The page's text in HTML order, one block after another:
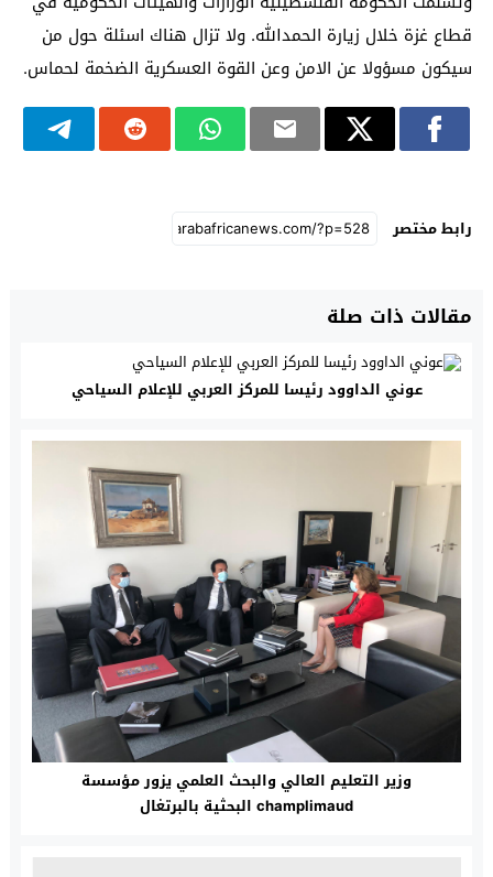
قطاع غزة خلال زيارة الحمدالله. ولا تزال هناك اسئلة حول من
سيكون مسؤولا عن الامن وعن القوة العسكرية الضخمة لحماس.
رابط مختصر
مقالات ذات صلة
عوني الداوود رئيسا للمركز العربي للإعلام السياحي
وزير التعليم العالي والبحث العلمي يزور مؤسسة
champlimaud البحثية بالبرتغال